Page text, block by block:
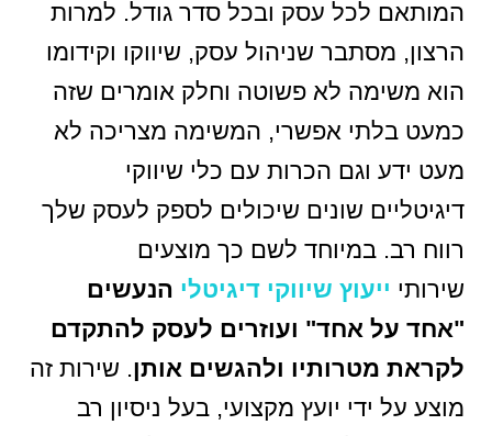
המותאם לכל עסק ובכל סדר גודל. למרות
הרצון, מסתבר שניהול עסק, שיווקו וקידומו
הוא משימה לא פשוטה וחלק אומרים שזה
כמעט בלתי אפשרי, המשימה מצריכה לא
מעט ידע וגם הכרות עם כלי שיווקי
דיגיטליים שונים שיכולים לספק לעסק שלך
רווח רב. במיוחד לשם כך מוצעים
שירותי ייעוץ שיווקי דיגיטלי הנעשים
"אחד על אחד" ועוזרים לעסק להתקדם
לקראת מטרותיו ולהגשים אותן. שירות זה
מוצע על ידי יועץ מקצועי, בעל ניסיון רב